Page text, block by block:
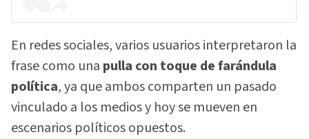
En redes sociales, varios usuarios interpretaron la
frase como una pulla con toque de farándula
política, ya que ambos comparten un pasado
vinculado a los medios y hoy se mueven en
escenarios políticos opuestos.